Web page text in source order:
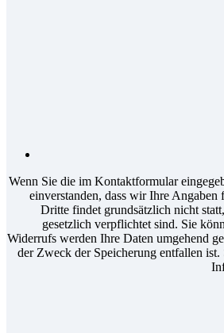
Wenn Sie die im Kontaktformular
einverstanden, dass wir Ihre
Dritte findet grundsätzlich nicht
gesetzlich verpflichtet sind. Sie
Widerrufs werden Ihre Daten umgehend
der Zweck der Speicherung entfallen